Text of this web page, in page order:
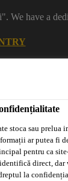
We have a
stoca sau prelua
ar putea fi
pentru ca
direct, dar
la